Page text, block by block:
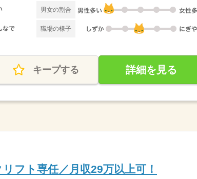
男女の割合
職場の様子
キープする 詳細を見る
フト専任／月収29万以上可！